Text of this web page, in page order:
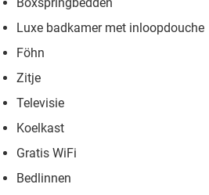
Luxe badkamer met inloopdouche
Föhn
Zitje
Televisie
Koelkast
Gratis WiFi
Bedlinnen